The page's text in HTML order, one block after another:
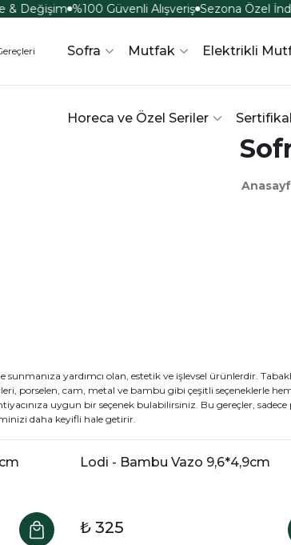
Değişim %100 Güvenli Alışveriş Sezona Özel
Sofra Mutfak Elektrikli
Horeca ve Özel Seriler
sunmanıza yardımcı olan, estetik ve işlevsel ürünlerdir.
porselen, cam, metal ve bambu gibi çeşitli seçeneklerle
uygun bir seçenek bulabilirsiniz. Bu gereçler,
daha keyifli hale getirir.
Lodi - Bambu Vazo 9,6*4,9cm
₺ 325